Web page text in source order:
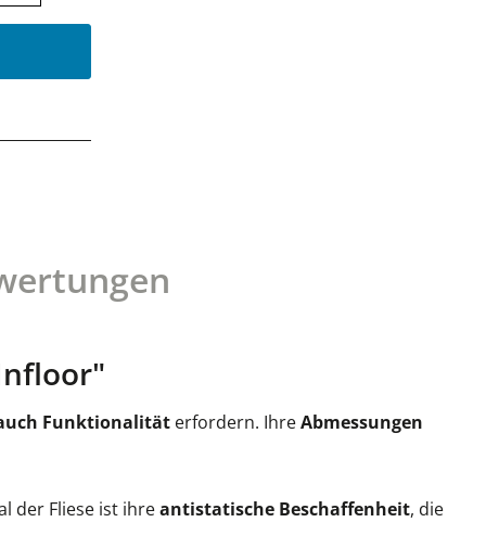
Funktionalität erfordern. IhreAbmessungen
der Fliese ist ihreantistatische Beschaffenheit, die